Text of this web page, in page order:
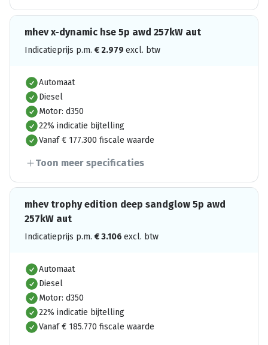
mhev x-dynamic hse 5p awd 257kW aut
Indicatieprijs p.m. € 2.979 excl. btw
Automaat
Diesel
Motor: d350
22% indicatie bijtelling
Vanaf € 177.300 fiscale waarde
Toon meer specificaties
mhev trophy edition deep sandglow 5p awd
257kW aut
Indicatieprijs p.m. €3.106 excl. btw
Automaat
Diesel
Motor: d350
22% indicatie bijtelling
Vanaf € 185.770 fiscale waarde